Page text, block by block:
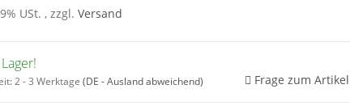
USt. , zzgl. Versand
2 - 3 Werktage (DE - Ausland abweichend) Frage zum Artikel